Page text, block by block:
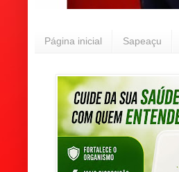
Página inicial Sapeaçu